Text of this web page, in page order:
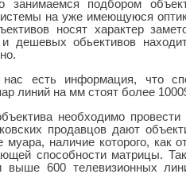
подбором
на уже имеющуюся
носят характер
и дешевых обьективов
есть информация, что
линий на мм стоят более
необходимо
продавцов дают
наличие которого, как
способности матрицы.
600 телевизионных